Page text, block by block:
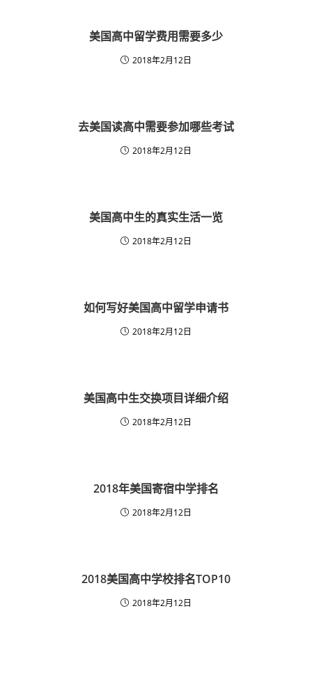
美国高中留学费用需要多少
2018年2月12日
去美国读高中需要参加哪些考试
2018年2月12日
美国高中生的真实生活一览
2018年2月12日
如何写好美国高中留学申请书
2018年2月12日
美国高中生交换项目详细介绍
2018年2月12日
2018年美国寄宿中学排名
2018年2月12日
2018美国高中学校排名TOP10
2018年2月12日